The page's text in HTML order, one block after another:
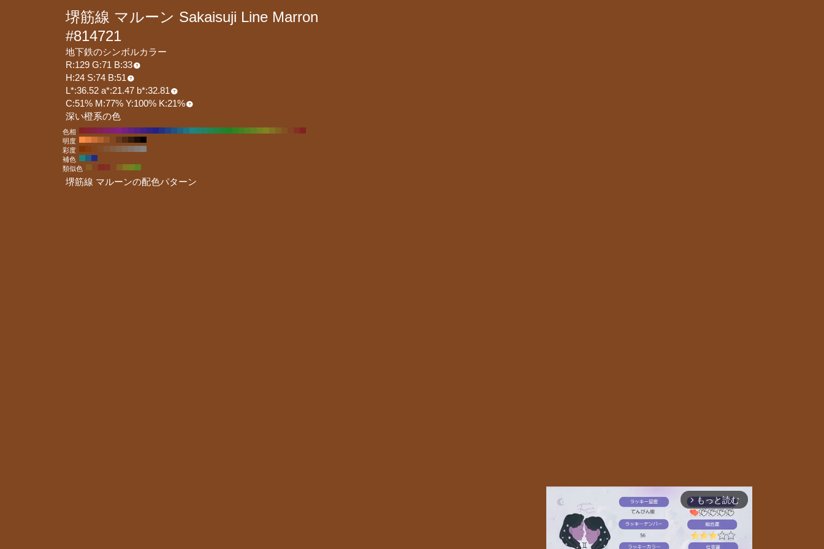
堺筋線 マルーン Sakaisuji Line Marron
#814721
地下鉄のシンボルカラー
R:129 G:71 B:33
H:24 S:74 B:51
L*:36.52 a*:21.47 b*:32.81
C:51% M:77% Y:100% K:21%
深い橙系の色
色相
明度
彩度
補色
類似色
堺筋線 マルーンの配色パターン
arrow_forward_ios もっと読む